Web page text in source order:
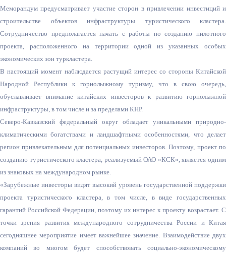
Меморандум предусматривает участие сторон в привлечении инвестиций и
строительстве объектов инфраструктуры туристического кластера.
Сотрудничество предполагается начать с работы по созданию пилотного
проекта, расположенного на территории одной из указанных особых
экономических зон туркластера.
В настоящий момент наблюдается растущий интерес со стороны Китайской
Народной Республики к горнолыжному туризму, что в свою очередь,
обуславливает внимание китайских инвесторов к развитию горнолыжной
инфраструктуры, в том числе и за пределами КНР.
Северо-Кавказский федеральный округ обладает уникальными природно-
климатическими богатствами и ландшафтными особенностями, что делает
регион привлекательным для потенциальных инвесторов. Поэтому, проект по
созданию туристического кластера, реализуемый ОАО «КСК», является одним
из знаковых на международном рынке.
«Зарубежные инвесторы видят высокий уровень государственной поддержки
проекта туристического кластера, в том числе, в виде государственных
гарантий Российской Федерации, поэтому их интерес к проекту возрастает. С
точки зрения развития международного сотрудничества России и Китая
сегодняшнее мероприятие имеет важнейшее значение. Взаимодействие двух
компаний во многом будет способствовать социально-экономическому